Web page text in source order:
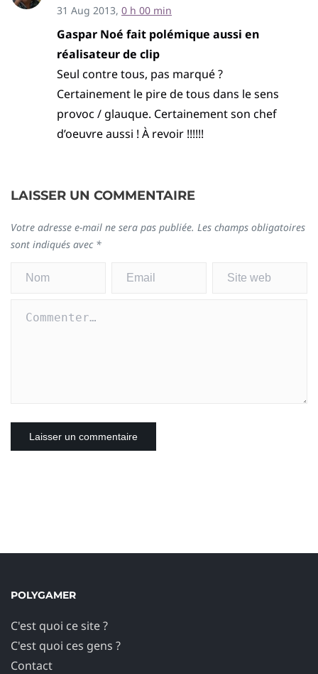
31 Aug 2013, 0 h 00 min
Gaspar Noé fait polémique aussi en
réalisateur de clip
Seul contre tous, pas marqué ?
Certainement le pire de tous dans le sens
provoc / glauque. Certainement son chef
d’oeuvre aussi ! À revoir !!!!!!
LAISSER UN COMMENTAIRE
Votre adresse e-mail ne sera pas publiée. Les champs obligatoires
sont indiqués avec *
POLYGAMER
C'est quoi ce site ?
C'est quoi ces gens ?
Contact